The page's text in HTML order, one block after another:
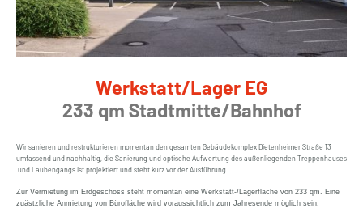
Werkstatt/Lager EG
233 qm Stadtmitte/Bahnhof
Wir sanieren und restrukturieren momentan den gesamten Gebäudekomplex Dietenheimer Straße 13
umfassend und nachhaltig, die Sanierung und optische Aufwertung des außenliegenden Treppenhauses
und Laubengangs ist projektiert und steht kurz vor der Ausführung.
Zur Vermietung im Erdgeschoss steht momentan eine Werkstatt-/Lagerfläche von 233 qm. Eine
zuästzliche Anmietung von Bürofläche wird voraussichtlich zum Jahresende möglich sein.